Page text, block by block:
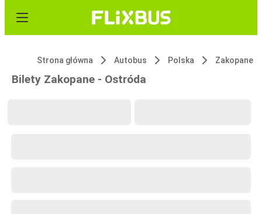
Strona główna Autobus Polska Zakopane
Bilety Zakopane - Ostróda